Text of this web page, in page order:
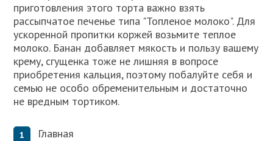
приготовления этого торта важно взять
рассыпчатое печенье типа "Топленое молоко". Для
ускоренной пропитки коржей возьмите теплое
молоко. Банан добавляет мякость и пользу вашему
крему, сгущенка тоже не лишняя в вопросе
приобретения кальция, поэтому побалуйте себя и
семью не особо обременительным и достаточно
не вредным тортиком.
Главная